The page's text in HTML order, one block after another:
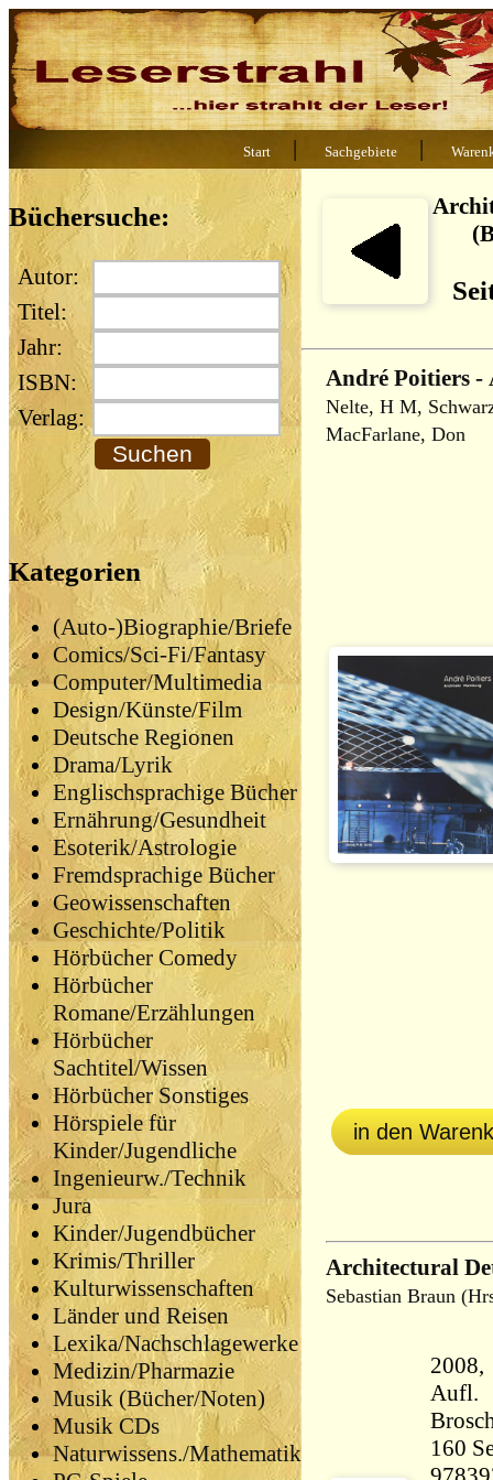
Start | Sachgebiete |
Büchersuche:
Autor:
Titel:
Jahr:
ISBN:
Verlag:
Kategorien
(Auto-)Biographie/Briefe
Comics/Sci-Fi/Fantasy
Computer/Multimedia
Design/Künste/Film
Deutsche Regionen
Drama/Lyrik
Englischsprachige Bücher
Ernährung/Gesundheit
Esoterik/Astrologie
Fremdsprachige Bücher
Geowissenschaften
Geschichte/Politik
Hörbücher Comedy
Hörbücher
Romane/Erzählungen
Hörbücher
Sachtitel/Wissen
Hörbücher Sonstiges
Hörspiele für
Kinder/Jugendliche
Ingenieurw./Technik
Jura
Kinder/Jugendbücher
Krimis/Thriller
Kulturwissenschaften
Länder und Reisen
Lexika/Nachschlagewerke
Medizin/Pharmazie
Musik (Bücher/Noten)
Musik CDs
Naturwissens./Mathematik
André Poitiers
Nelte, H M,
MacFarlane, Don
in den
Architectural
Sebastian Braun
2008,
Aufl.
160 Seiten